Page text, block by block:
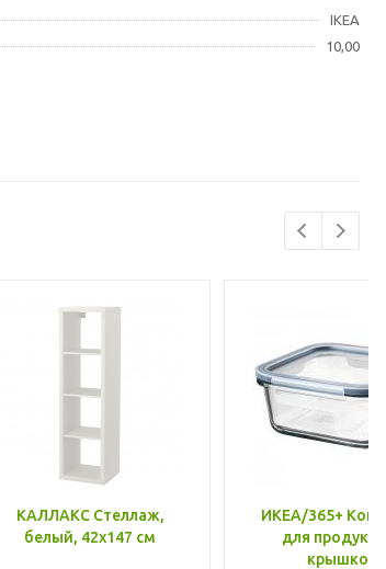
IKEA
10,00
КАЛЛАКС Стеллаж,
белый, 42x147 см
ИКЕА/365+
для
крышкой,